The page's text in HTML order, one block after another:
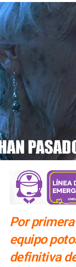
Por
equipo
definitiva